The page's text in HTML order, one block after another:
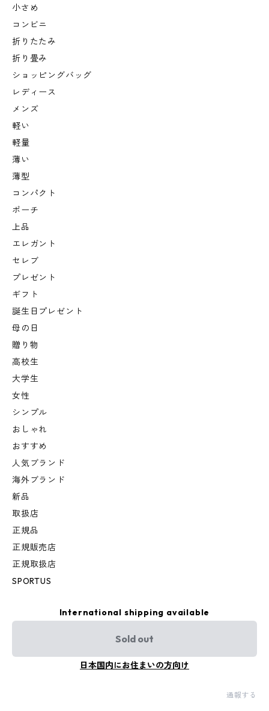
小さめ
コンビニ
折りたたみ
折り畳み
ショッピングバッグ
レディース
メンズ
軽い
軽量
薄い
薄型
コンパクト
ポーチ
上品
エレガント
セレブ
プレゼント
ギフト
誕生日プレゼント
母の日
贈り物
高校生
大学生
女性
シンプル
おしゃれ
おすすめ
人気ブランド
海外ブランド
新品
取扱店
正規品
正規販売店
正規取扱店
SPORTUS
International shipping available
Sold out
日本国内にお住まいの方向け
通報する